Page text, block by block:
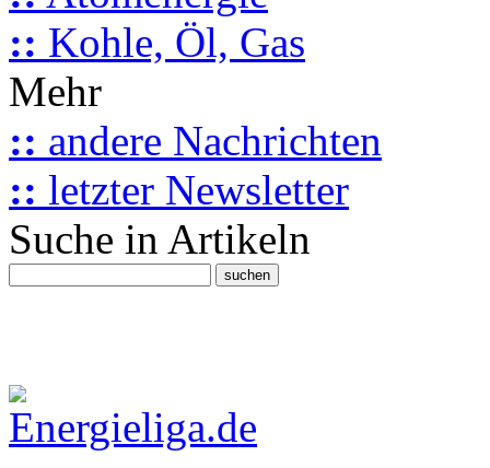
:: Kohle, Öl, Gas
Mehr
:: andere Nachrichten
:: letzter Newsletter
Suche in Artikeln